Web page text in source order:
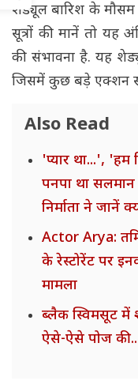
शेड्यूल बारिश के
सूत्रों की मानें तो यह
की संभावना है. यह
जिसमें कुछ बड़े एक्शन
Also Read
'प्यार था...',
पनपा था सलमान
निर्माता ने जानें
Actor Arya:
के रेस्टोरेंट पर
मामला
ब्लैक स्विमसूट में
ऐसे-ऐसे पोज